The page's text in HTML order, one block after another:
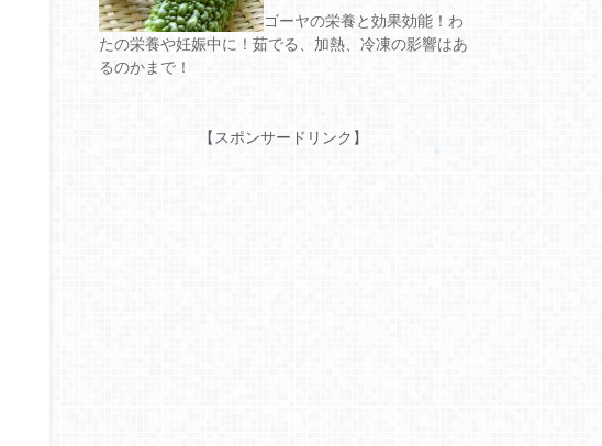
ゴーヤの栄養と効果効能！わ
たの栄養や妊娠中に！茹でる、加熱、冷凍の影響はあ
るのかまで！
【スポンサードリンク】